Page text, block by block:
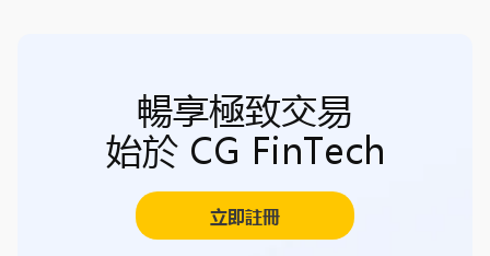
暢享極致交易
始於 CG FinTech
立即註冊